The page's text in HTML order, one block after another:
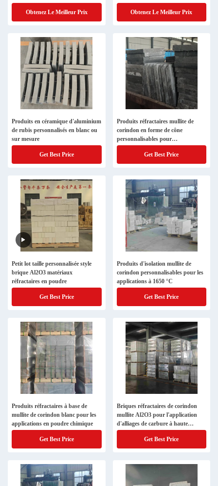
Obtenez Le Meilleur Prix
industrielle
Obtenez Le Meilleur Prix
Produits en céramique d'aluminium
de rubis personnalisés en blanc ou
sur mesure
Get Best Price
Produits réfractaires mullite de
corindon en forme de cône
personnalisables pour
environnements extrêmes
Get Best Price
Petit lot taille personnalisée style
brique Al2O3 matériaux
réfractaires en poudre
Get Best Price
Produits d'isolation mullite de
corindon personnalisables pour les
applications à 1650 °C
Get Best Price
Produits réfractaires à base de
mullite de corindon blanc pour les
applications en poudre chimique
Get Best Price
Briques réfractaires de corindon
mullite Al2O3 pour l'application
d'alliages de carbure à haute
densité
Get Best Price